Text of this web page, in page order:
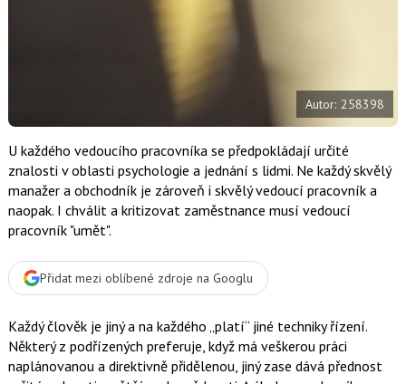
Autor: 258398
U každého vedoucího pracovníka se předpokládají určité
znalosti v oblasti psychologie a jednání s lidmi. Ne každý skvělý
manažer a obchodník je zároveň i skvělý vedoucí pracovník a
naopak. I chválit a kritizovat zaměstnance musí vedoucí
pracovník "umět".
Přidat mezi oblíbené zdroje na Googlu
Každý člověk je jiný a na každého „platí“ jiné techniky řízení.
Některý z podřízených preferuje, když má veškerou práci
naplánovanou a direktivně přidělenou, jiný zase dává přednost